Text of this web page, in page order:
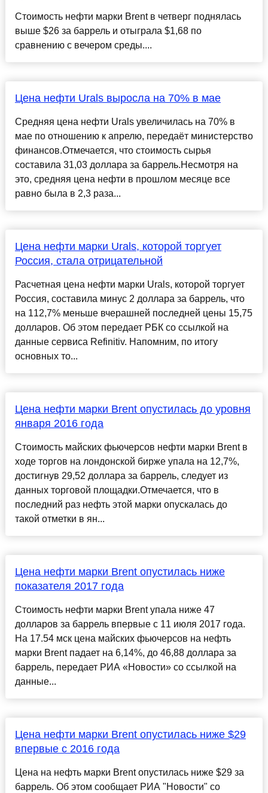
Стоимость нефти марки Brent в четверг поднялась
выше $26 за баррель и отыграла $1,68 по
сравнению с вечером среды....
Цена нефти Urals выросла на 70% в мае
Средняя цена нефти Urals увеличилась на 70% в
мае по отношению к апрелю, передаёт министерство
финансов.Отмечается, что стоимость сырья
составила 31,03 доллара за баррель.Несмотря на
это, средняя цена нефти в прошлом месяце все
равно была в 2,3 раза...
Цена нефти марки Urals, которой торгует
Россия, стала отрицательной
Расчетная цена нефти марки Urals, которой торгует
Россия, составила минус 2 доллара за баррель, что
на 112,7% меньше вчерашней последней цены 15,75
долларов. Об этом передает РБК со ссылкой на
данные сервиса Refinitiv. Напомним, по итогу
основных то...
Цена нефти марки Brent опустилась до уровня
января 2016 года
Стоимость майских фьючерсов нефти марки Brent в
ходе торгов на лондонской бирже упала на 12,7%,
достигнув 29,52 доллара за баррель, следует из
данных торговой площадки.Отмечается, что в
последний раз нефть этой марки опускалась до
такой отметки в ян...
Цена нефти марки Brent опустилась ниже
показателя 2017 года
Стоимость нефти марки Brent упала ниже 47
долларов за баррель впервые с 11 июля 2017 года.
На 17.54 мск цена майских фьючерсов на нефть
марки Brent падает на 6,14%, до 46,88 доллара за
баррель, передает РИА «Новости» со ссылкой на
данные...
Цена нефти марки Brent опустилась ниже $29
впервые с 2016 года
Цена на нефть марки Brent опустилась ниже $29 за
баррель. Об этом сообщает РИА "Новости" со